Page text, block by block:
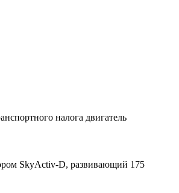
налога двигатель
SkyActiv-D, развивающий 175